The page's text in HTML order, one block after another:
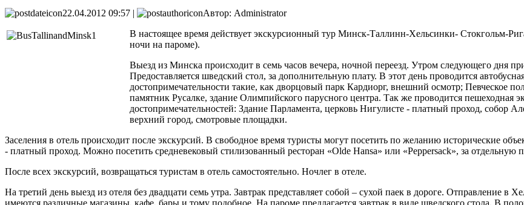
22.04.2012 09:57 |
Автор: Administrator
В настоящее время действует экскурсионный тур Минск-Таллинн-Хельсинки- Стокгольм-
ночи на пароме).
Выезд из Минска происходит в семь часов вечера, ночной переезд. Утром следующего дня
Предоставляется шведский стол, за дополнительную плату. В этот день проводится
достопримечательности такие, как дворцовый парк Кардиорг, внешний осмотр; Певческое
памятник Русалке, здание Олимпийского парусного центра. Так же проводится пешеходная
достопримечательностей: Здание Парламента, церковь Нигулисте - платный проход, собор
верхний город, смотровые площадки.
Заселения в отель происходит после экскурсий. В свободное время туристы могут посетить по желанию исторические
- платный проход. Можно посетить средневековый стилизованный ресторан «Olde Hansa» или «Peppersack», за отдельную
После всех экскурсий, возвращаться туристам в отель самостоятельно. Ночлег в отеле.
На третий день выезд из отеля без двадцати семь утра. Завтрак представляет собой – сухой паек в дороге. Отправление в
имеются различные магазины, кафе, бары и тому подобное. На пароме предлагается завтрак в виде шведского стола. В